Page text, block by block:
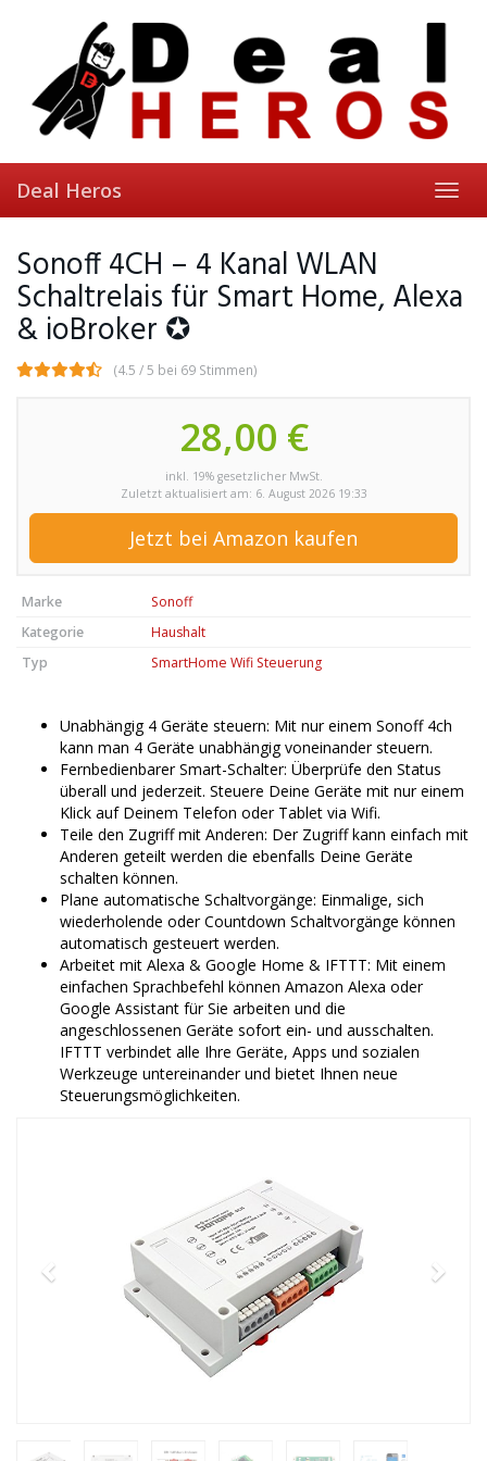
Deal Heros
Sonoff 4CH – 4 Kanal WLAN
Schaltrelais für Smart Home, Alexa
& ioBroker ✪
(4.5 / 5 bei 69 Stimmen)
28,00 €
inkl. 19% gesetzlicher MwSt.
Zuletzt aktualisiert am: 6. August 2026 19:33
Jetzt bei Amazon kaufen
Marke
Sonoff
Kategorie
Haushalt
Typ
SmartHome Wifi Steuerung
Unabhängig 4 Geräte steuern: Mit nur einem Sonoff 4ch
kann man 4 Geräte unabhängig voneinander steuern.
Fernbedienbarer Smart-Schalter: Überprüfe den Status
überall und jederzeit. Steuere Deine Geräte mit nur einem
Klick auf Deinem Telefon oder Tablet via Wifi.
Teile den Zugriff mit Anderen: Der Zugriff kann einfach mit
Anderen geteilt werden die ebenfalls Deine Geräte
schalten können.
Plane automatische Schaltvorgänge: Einmalige, sich
wiederholende oder Countdown Schaltvorgänge können
automatisch gesteuert werden.
Arbeitet mit Alexa & Google Home & IFTTT: Mit einem
einfachen Sprachbefehl können Amazon Alexa oder
Google Assistant für Sie arbeiten und die
angeschlossenen Geräte sofort ein- und ausschalten.
IFTTT verbindet alle Ihre Geräte, Apps und sozialen
Werkzeuge untereinander und bietet Ihnen neue
Steuerungsmöglichkeiten.